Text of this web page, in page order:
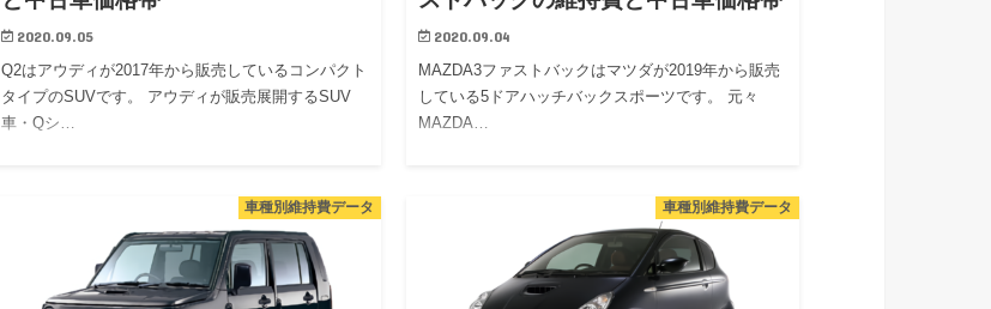
2020.09.05
Q2はアウディが2017年から販売しているコンパクト
タイプのSUVです。 アウディが販売展開するSUV
車・Qシ…
2020.09.04
MAZDA3ファストバックはマツダが2019年から販売
している5ドアハッチバックスポーツです。 元々
MAZDA…
車種別維持費データ 車種別維持費データ